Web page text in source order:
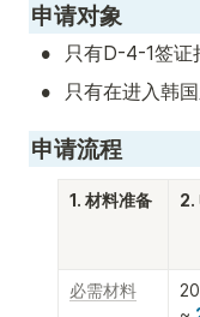
申请对象
• 只有D-4-1签证
• 只有在进入韩
申请流程
1. 材料准备 2.
必需材料